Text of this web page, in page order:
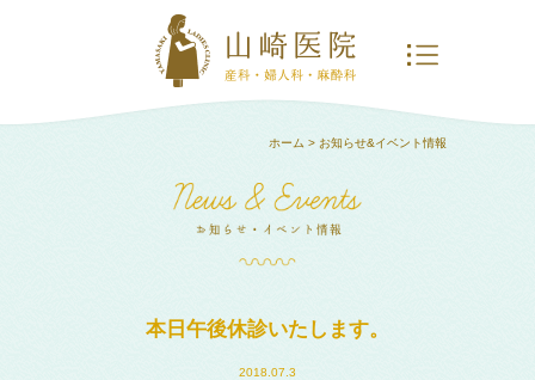
ホーム > お知らせ&イベント情報
本日午後休診いたします。
2018.07.3